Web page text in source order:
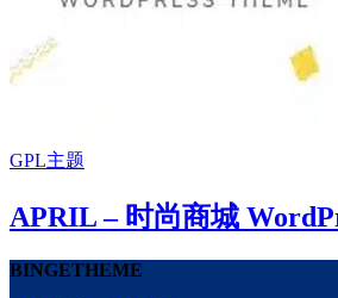
GPL主题
APRIL – 时尚商城
BINGETHEME